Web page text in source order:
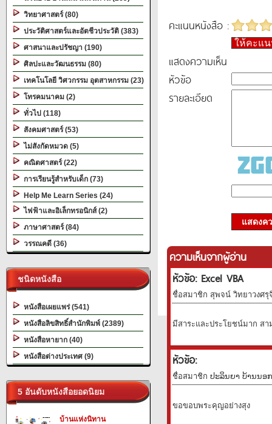
วิทยาศาสตร์ (80)
ประวัติศาสตร์และอัตชีวประวัติ (383)
ศาสนาและปรัชญา (190)
ศิลปะและวัฒนธรรม (80)
เทคโนโลยี วิศวกรรม อุตสาหกรรม (23)
โทรคมนาคม (2)
ทั่วไป (118)
สังคมศาสตร์ (53)
ไม่สังกัดหมวด (5)
คณิตศาสตร์ (22)
การเรียนรู้สำหรับเด็ก (73)
Help Me Learn Series (24)
ไฟฟ้าและอิเล็กทรอนิกส์ (2)
ภาษาศาสตร์ (84)
วรรณคดี (36)
ชนิดหนังสือ
หนังสือเผยแพร่ (541)
หนังสือลิขสิทธิ์สำนักพิมพ์ (2389)
หนังสือหายาก (40)
หนังสือต่างประเทศ (9)
5 อันดับหนังสือยอดนิยม
บ้านแห่งนิทาน
คะแนนหนังสือ :
ให้คะแ
แสดงความเห็น
หัวข้อ
รายละเอียด
แสดงค
ความเห็นจากผู้อ่าน
หัวข้อ: Excel VBA
ชื่อสมาชิก สุพจน์ วิทยาวงศรุ
มีสาระและประโยชน์มาก ส
หัวข้อ:
ชื่อสมาชิก ປະລິນຍາ ບ້ານນອກ
ขอขอบพระคุญอย่างสุง